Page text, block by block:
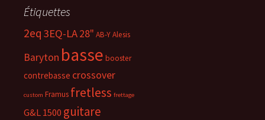
Étiquettes
2eq 3EQ-LA28" AB-YAlesis
Baryton basse booster
contrebasse crossover
custom Framus fretless frettage
G&L 1500 guitare